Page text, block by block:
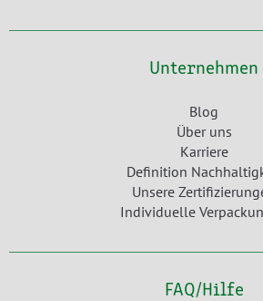
Unternehmen
Blog
Über uns
Karriere
Definition
Unsere
Individuelle
FAQ/Hilfe